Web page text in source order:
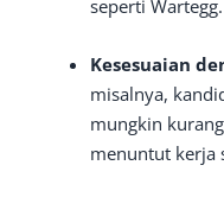
seperti Wartegg.
Kesesuaian
misalnya,
mungkin
menuntut kerja